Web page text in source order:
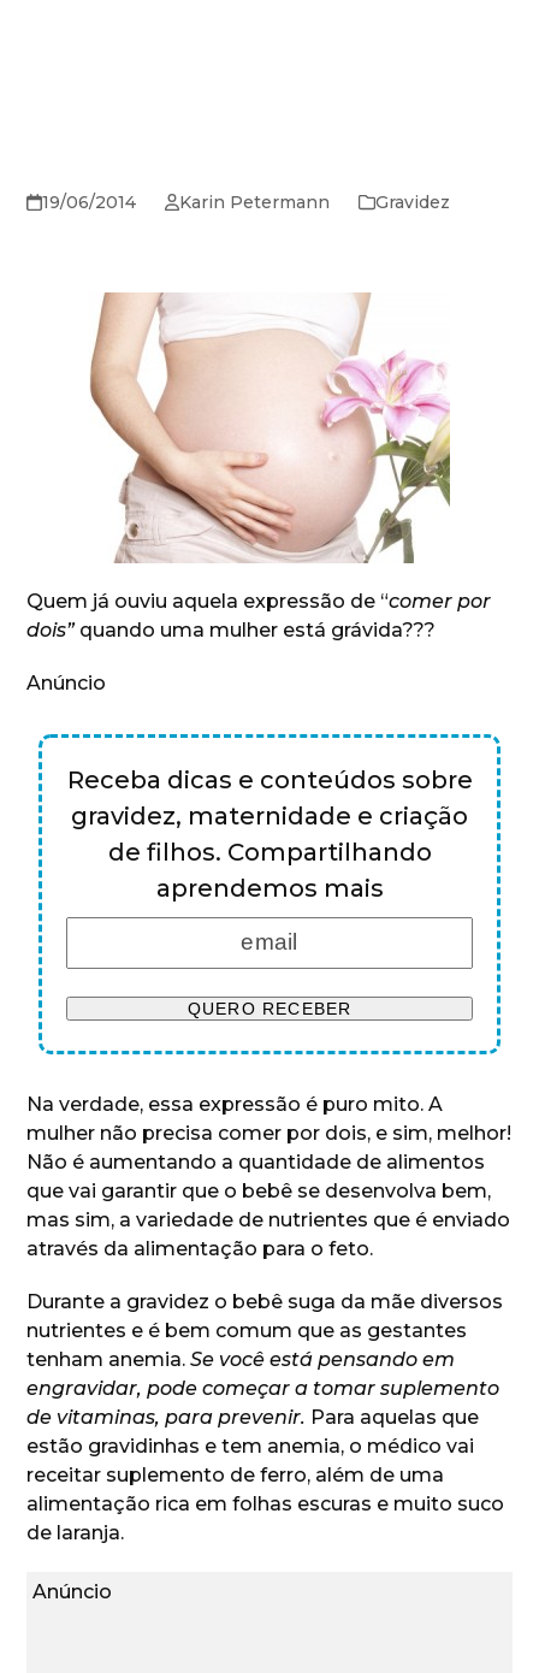
19/06/2014 Karin Petermann Gravidez
Quem já ouviu aquela expressão de “comer por
dois” quando uma mulher está grávida???
Anúncio
Receba dicas e conteúdos sobre
gravidez, maternidade e criação
de filhos. Compartilhando
aprendemos mais
Na verdade, essa expressão é puro mito. A
mulher não precisa comer por dois, e sim, melhor!
Não é aumentando a quantidade de alimentos
que vai garantir que o bebê se desenvolva bem,
mas sim, a variedade de nutrientes que é enviado
através da alimentação para o feto.
Durante a gravidez o bebê suga da mãe diversos
nutrientes e é bem comum que as gestantes
tenham anemia.Se você está pensando em
engravidar, pode começar a tomar suplemento
de vitaminas, para prevenir. Para aquelas que
estão gravidinhas e tem anemia, o médico vai
receitar suplemento de ferro, além de uma
alimentação rica em folhas escuras e muito suco
de laranja.
Anúncio